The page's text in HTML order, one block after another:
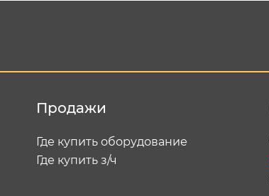
Продажи
Где купить оборудование
Где купить з/ч